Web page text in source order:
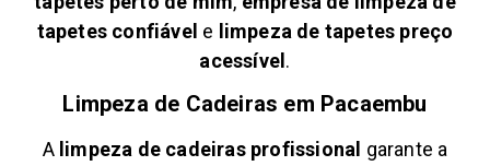
tapetes confiável e limpeza de tapetes preço
acessível .
Limpeza de Cadeiras em Pacaembu
A limpeza de cadeiras profissional garante a